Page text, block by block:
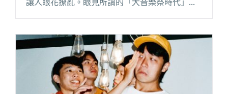
讓人眼花撩亂。眼見所謂的「大音樂祭時代」到
來，為了在一票活動中搶佔一席之地，各主辦無
陣容。但從善如流又怕泯然於眾，閱讀全文 "誰
才能當壓軸團？關於台灣音樂祭如何選壓軸的那